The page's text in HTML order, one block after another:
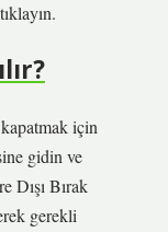
için
gidin ve
Dışı Bırak
gerekli